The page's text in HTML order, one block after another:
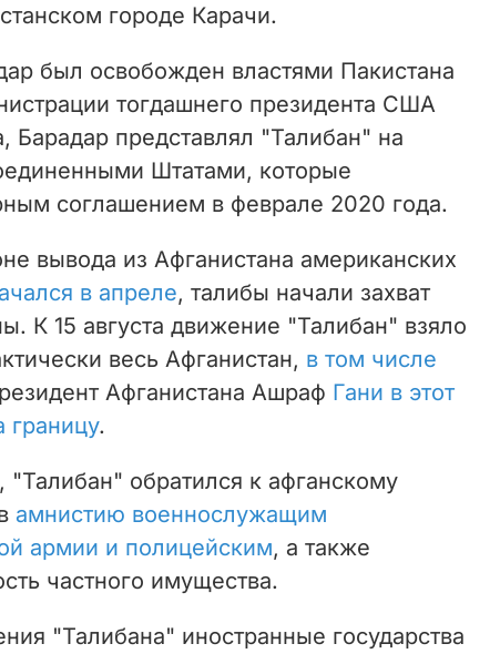
городе Карачи.
был освобожден властями Пакистана
тогдашнего президента США
Барадар представлял "Талибан" на
Штатами, которые
соглашением в феврале 2020 года.
вывода из Афганистана американских
в апреле, талибы начали захват
К 15 августа движение "Талибан" взяло
весь Афганистан, в том числе
Афганистана Ашраф Гани в этот
границу.
"Талибан" обратился к афганскому
амнистию военнослужащим
армии и полицейским, а также
частного имущества.
"Талибана" иностранные государства